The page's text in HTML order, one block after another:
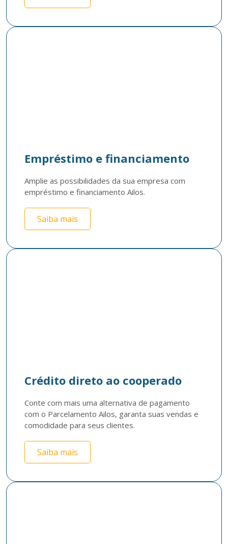
Empréstimo e financiamento
Amplie as possibilidades da sua empresa com
empréstimo e financiamento Ailos.
Saiba mais
Crédito direto ao cooperado
Conte com mais uma alternativa de pagamento
com o Parcelamento Ailos, garanta suas vendas e
comodidade para seus clientes.
Saiba mais